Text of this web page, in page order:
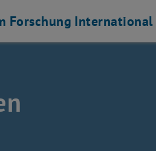
Forschung International